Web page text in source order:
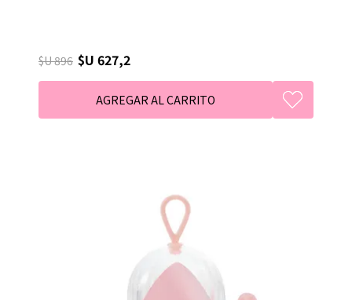
$U 896 $U 627,2